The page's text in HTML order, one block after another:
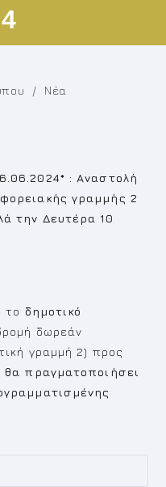
/ Νέα
: Αναστολή
γραμμής 2
την Δευτέρα 10
το δημοτικό
δωρεάν
γραμμή 2) προς
θα πραγματοποιήσει